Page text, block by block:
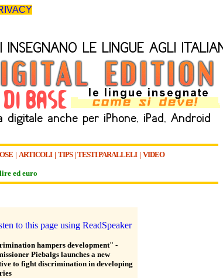
| ARTICOLI| TIPS|TESTI PARALLELI| VIDEO
ed euro
hampers development" -
Piebalgs launches a new
to fight discrimination in developing